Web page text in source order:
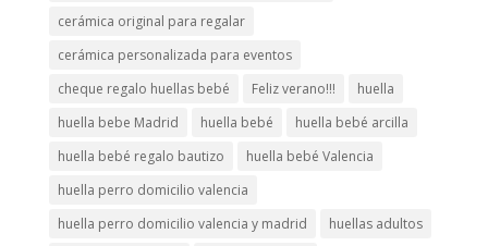
cerámica original para regalar
cerámica personalizada para eventos
cheque regalo huellas bebé
Feliz verano!!!
huella
huella bebe Madrid
huella bebé
huella bebé arcilla
huella bebé regalo bautizo
huella bebé Valencia
huella perro domicilio valencia
huella perro domicilio valencia y madrid
huellas adultos